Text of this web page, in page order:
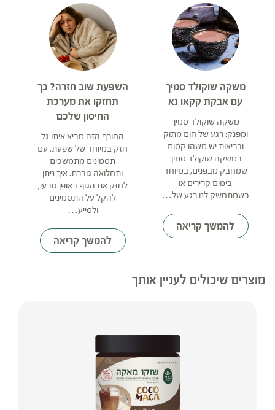
משקה שוקולד סמיך
עם אבקת קקאו נא
משקה שוקולד סמיך
ומפנק: רגע של חום מתוק
ובריאות יש משהו קסום
במשקה שוקולד סמיך
שמחבק מבפנים, במיוחד
בימים קרירים או
כשמתחשק לנו רגע של…
להמשך קריאה
השפעת שוב חזרה? כך
תחזקו את מערכת
החיסון שלכם
החורף הזה מביא איתו גל
חזק במיוחד של שפעת, עם
תסמינים מתמשכים
ותחלואה גוברת. איך ניתן
לחזק את הגוף באופן טבעי,
להקל על התסמינים
ולסייע…
להמשך קריאה
מוצרים שיכולים לעניין אותך